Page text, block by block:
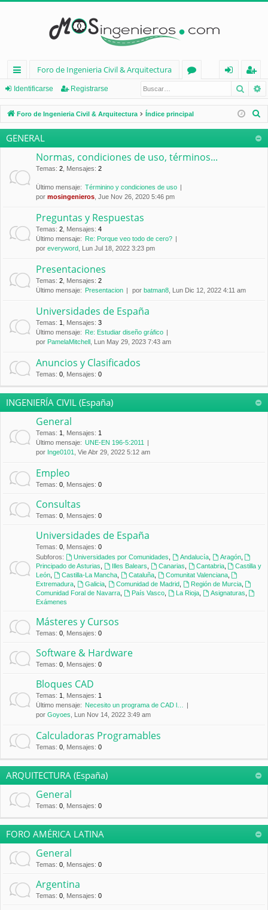
nl
ac
es
rá
d
Foro de Ingenieria Civil & Arquitectura
os
nt
ifi
eg
ist
ra
Identificarse Registrarse
Foro de Ingenieria Civil & Arquitectura Índice principal
GENERAL
Normas, condiciones de uso, términos...
Temas: 2 Mensajes: 2
Último mensaje: Términino y condiciones de uso
por mosingenieros , Jue Nov 26, 2020 5:46 pm
Preguntas y Respuestas
Temas: 2 Mensajes: 4
Último mensaje: Re: Porque veo todo de cero?
por everyword , Lun Jul 18, 2022 3:23 pm
Presentaciones
Temas: 2 Mensajes: 2
Último mensaje: Presentacion por batman8 , Lun Dic 12, 2022 4:11 am
Universidades de España
Temas: 1 Mensajes: 3
Último mensaje: Re: Estudiar diseño gráfico
por PamelaMitchell , Lun May 29, 2023 7:43 am
Anuncios y Clasificados
Temas: 0 Mensajes: 0
INGENIERÍA CIVIL (España)
General
Temas: 1 Mensajes: 1
Último mensaje: UNE-EN 196-5:2011
por Inge0101 , Vie Abr 29, 2022 5:12 am
Empleo
Temas: 0 Mensajes: 0
Consultas
Temas: 0 Mensajes: 0
Universidades de España
Temas: 0 Mensajes: 0
Subforos:
Universidades por Comunidades Andalucía, Aragón,
Principado de Asturias
Illes Balears Canarias Cantabria,
Castilla y
León
Castilla-La Mancha, Cataluña, Comunitat Valenciana,
Extremadura
Galicia, Comunidad de Madrid, Región de Murcia,
Comunidad Foral de Navarra
País Vasco, La Rioja, Asignaturas
Exámenes
Másteres y Cursos
Temas: 0 Mensajes: 0
Software & Hardware
Temas: 0 Mensajes: 0
Bloques CAD
Temas: 1 Mensajes: 1
Último mensaje: Necesito un programa de CAD l…
por Goyoes , Lun Nov 14, 2022 3:49 am
Calculadoras Programables
Temas: 0 Mensajes: 0
ARQUITECTURA (España)
General
Temas: 0 Mensajes: 0
FORO AMÉRICA LATINA
General
Temas: 0 Mensajes: 0
Argentina
Temas: 0 Mensajes: 0